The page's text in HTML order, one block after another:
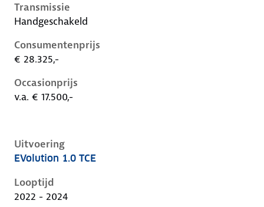
Transmissie
Handgeschakeld
Consumentenprijs
€ 28.325,-
Occasionprijs
v.a. € 17.500,-
Uitvoering
Renault Captur ii, 1.0 tce, 67 kW, Benzine, 5 deuren
EVolution 1.0 TCE
Looptijd
2022 - 2024